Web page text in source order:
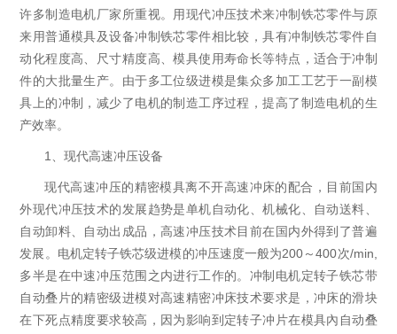
许多制造电机厂家所重视。用现代冲压技术来冲制铁芯零件与原
来用普通模具及设备冲制铁芯零件相比较，具有冲制铁芯零件自
动化程度高、尺寸精度高、模具使用寿命长等特点，适合于冲制
件的大批量生产。由于多工位级进模是集众多加工工艺于一副模
具上的冲制，减少了电机的制造工序过程，提高了制造电机的生
产效率。
1、现代高速冲压设备
现代高速冲压的精密模具离不开高速冲床的配合，目前国内
外现代冲压技术的发展趋势是单机自动化、机械化、自动送料、
自动卸料、自动出成品，高速冲压技术目前在国内外得到了普遍
发展。电机定转子铁芯级进模的冲压速度一般为200～400次/min,
多半是在中速冲压范围之内进行工作的。冲制电机定转子铁芯带
自动叠片的精密级进模对高速精密冲床技术要求是，冲床的滑块
在下死点精度要求较高，因为影响到定转子冲片在模具內自动叠